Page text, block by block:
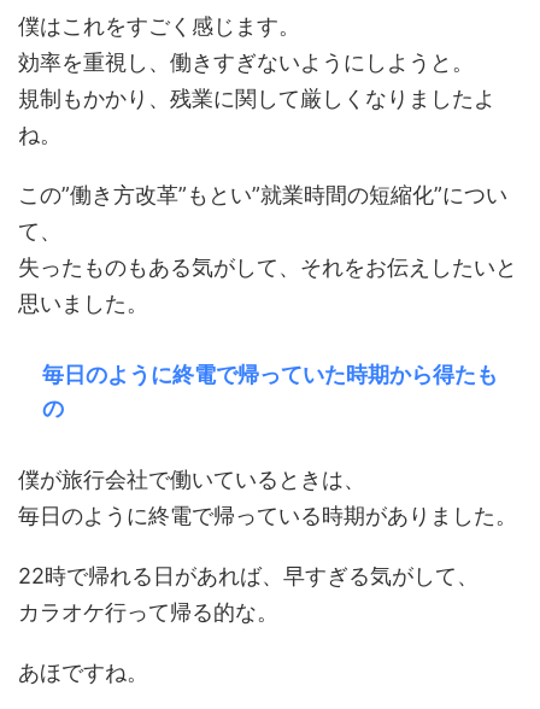
僕はこれをすごく感じます。
効率を重視し、働きすぎないようにしようと。
規制もかかり、残業に関して厳しくなりましたよ
ね。
この”働き方改革”もとい”就業時間の短縮化”につい
て、
失ったものもある気がして、それをお伝えしたいと
思いました。
毎日のように終電で帰っていた時期から得たも
の
僕が旅行会社で働いているときは、
毎日のように終電で帰っている時期がありました。
22時で帰れる日があれば、早すぎる気がして、
カラオケ行って帰る的な。
あほですね。